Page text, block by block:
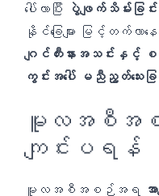
ပေါ်လာပြီး
ပွဲဖျက်သိမ်းခြ
နိုင်ခြေများ မြင့်တက်လ
ဂျင်တီးနားအသင်းနှ
ကွင်းအပေါ် မညီညွတ်သေးခြ
မူလအစီအစ
ကျင်းပရန်
မူလအစီအစဉ်အရ